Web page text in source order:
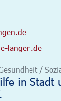
langen.de
/
in Stadt